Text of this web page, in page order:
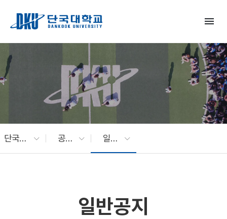
menu
단국대 소식 공지사항 일반공지
일반공지